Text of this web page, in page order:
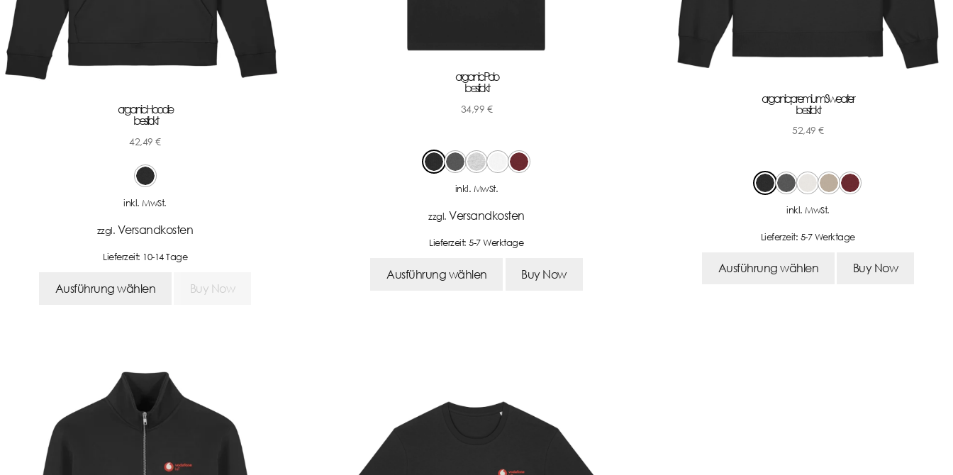
organic Hoodie
bestickt
42,49€
inkl. MwSt.
zzgl. Versandkosten
Lieferzeit: 10-14 Tage
Ausführung wählen Buy Now
organic Polo
bestickt
34,99 €
inkl. MwSt.
zzgl. Versandkosten
Lieferzeit:5-7 Werktage
Ausführung wählen Buy Now
organic premium Sweater
bestickt
52,49€
inkl. MwSt.
Lieferzeit: 5-7 Werktage
Ausführung wählen Buy Now